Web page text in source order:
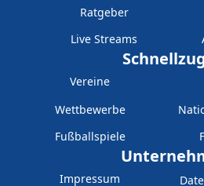
Ratgeber
Live Streams
Vereine
Wettbewerbe
Fußballspiele
Impressum